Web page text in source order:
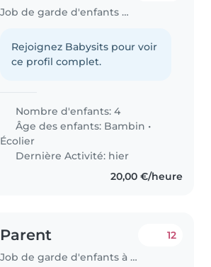
Job de garde d'enfants à Bertrange
Rejoignez Babysits pour voir
ce profil complet.
Nombre d'enfants: 4
Âge des enfants: Bambin •
Écolier
Dernière Activité: hier
20,00 €/heure
Parent
Job de garde d'enfants à Bertrange
12